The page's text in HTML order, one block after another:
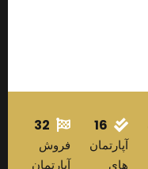
16
آپارتمان
های
32
فروش
آپارتمان